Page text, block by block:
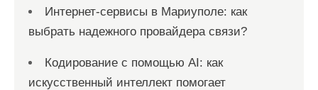
Интернет-сервисы в Мариуполе: как
выбрать надежного провайдера связи?
Кодирование с помощью AI: как
искусственный интеллект помогает